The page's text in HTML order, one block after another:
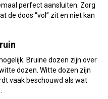
perfect aansluiten. Zorg
de doos “vol” zit en niet kan
Bruine dozen zijn over
dozen. Witte dozen zijn
vaak beschouwd als wat